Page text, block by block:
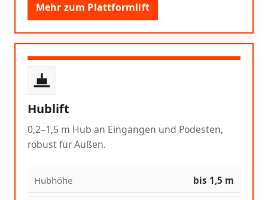
Mehr zum Plattformlift
Hublift
0,2–1,5 m Hub an Eingängen und Podesten,
robust für Außen.
Hubhöhe bis 1,5 m